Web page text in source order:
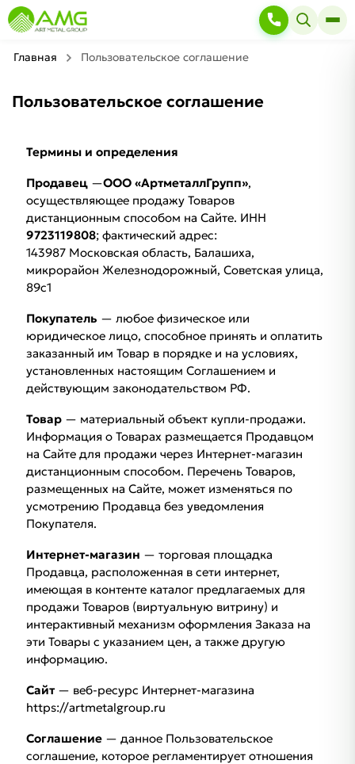
Главная Пользовательское соглашение
Пользовательское соглашение
Термины и определения
Продавец —ООО «АртметаллГрупп»,
осуществляющее продажу Товаров
дистанционным способом на Сайте. ИНН
9723119808; фактический адрес:
143987 Московская область, Балашиха,
микрорайон Железнодорожный, Советская улица,
89с1
Покупатель — любое физическое или
юридическое лицо, способное принять и оплатить
заказанный им Товар в порядке и на условиях,
установленных настоящим Соглашением и
действующим законодательством РФ.
Товар — материальный объект купли-продажи.
Информация о Товарах размещается Продавцом
на Сайте для продажи через Интернет-магазин
дистанционным способом. Перечень Товаров,
размещенных на Сайте, может изменяться по
усмотрению Продавца без уведомления
Покупателя.
Интернет-магазин — торговая площадка
Продавца, расположенная в сети интернет,
имеющая в контенте каталог предлагаемых для
продажи Товаров (виртуальную витрину) и
интерактивный механизм оформления Заказа на
эти Товары с указанием цен, а также другую
информацию.
Сайт— веб-ресурс Интернет-магазина
https://artmetalgroup.ru
Соглашение — данное Пользовательское
соглашение, которое регламентирует отношения